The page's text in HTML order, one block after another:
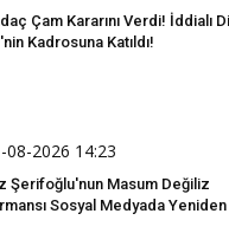
Çam Kararını Verdi! İddialı
Kadrosuna Katıldı!
08-2026 14:23
Şerifoğlu'nun Masum Değiliz
Sosyal Medyada Yeniden